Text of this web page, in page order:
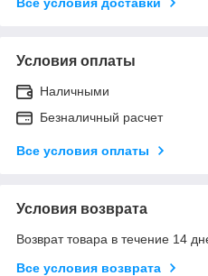
Условия оплаты
Наличными
Безналичный расчет
Все условия оплаты
Условия возврата
Возврат товара в течение 14
Все условия возврата